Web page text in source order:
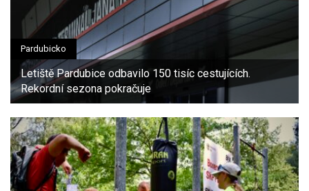
Pardubicko
Letiště Pardubice odbavilo 150 tisíc cestujících.
Rekordní sezona pokračuje